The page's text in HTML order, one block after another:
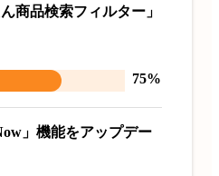
商品検索フィルター」
75%
」機能をアップデー